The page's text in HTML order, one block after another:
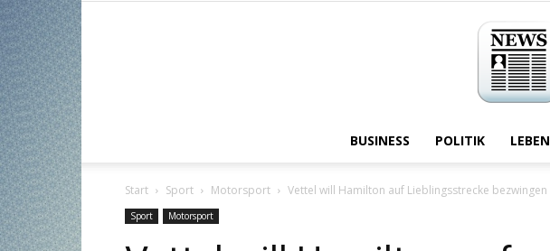
BUSINESS POLITIK LEBEN
Start Sport Motorsport Vettel will Hamilton auf Lieblingsstrecke bezwingen
Sport Motorsport